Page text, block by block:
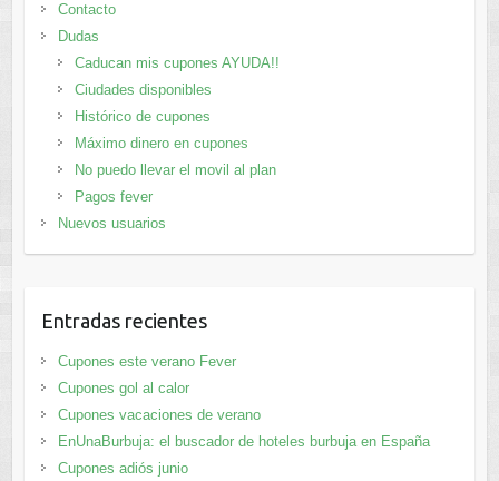
Contacto
Dudas
Caducan mis cupones AYUDA!!
Ciudades disponibles
Histórico de cupones
Máximo dinero en cupones
No puedo llevar el movil al plan
Pagos fever
Nuevos usuarios
Entradas recientes
Cupones este verano Fever
Cupones gol al calor
Cupones vacaciones de verano
EnUnaBurbuja: el buscador de hoteles burbuja en España
Cupones adiós junio